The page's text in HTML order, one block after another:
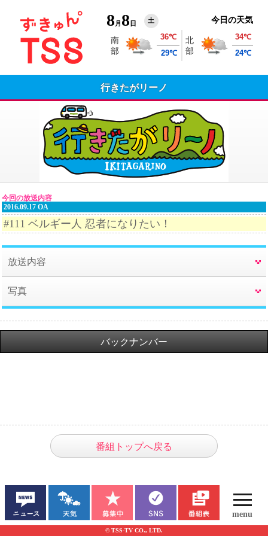
8 月 8 日 土 今日の天気
行きたがリーノ
今回の放送内容
2016.09.17 OA
#111 ベルギー人 忍者になりたい！
放送内容
写真
バックナンバー
番組トップへ戻る
© TSS-TV CO., LTD.